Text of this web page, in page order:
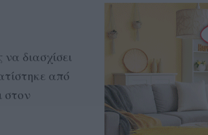
διασχίσει
από
στον